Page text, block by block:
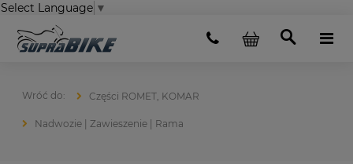
Select Language ▼
Części ROMET, KOMAR
Nadwozie | Zawieszenie | Rama